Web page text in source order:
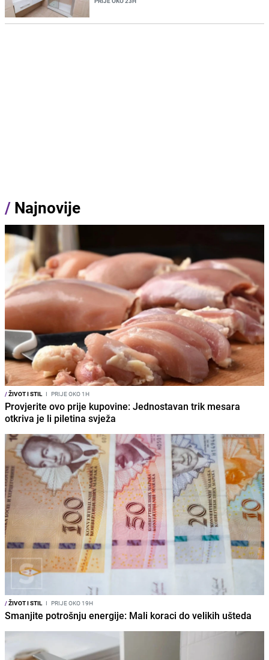
/ Najnovije
/ŽIVOT I STIL I PRIJE OKO 1H
Provjerite ovo prije kupovine: Jednostavan trik mesara
otkriva je li piletina svježa
/ŽIVOT I STIL I PRIJE OKO 19H
Smanjite potrošnju energije: Mali koraci do velikih ušteda